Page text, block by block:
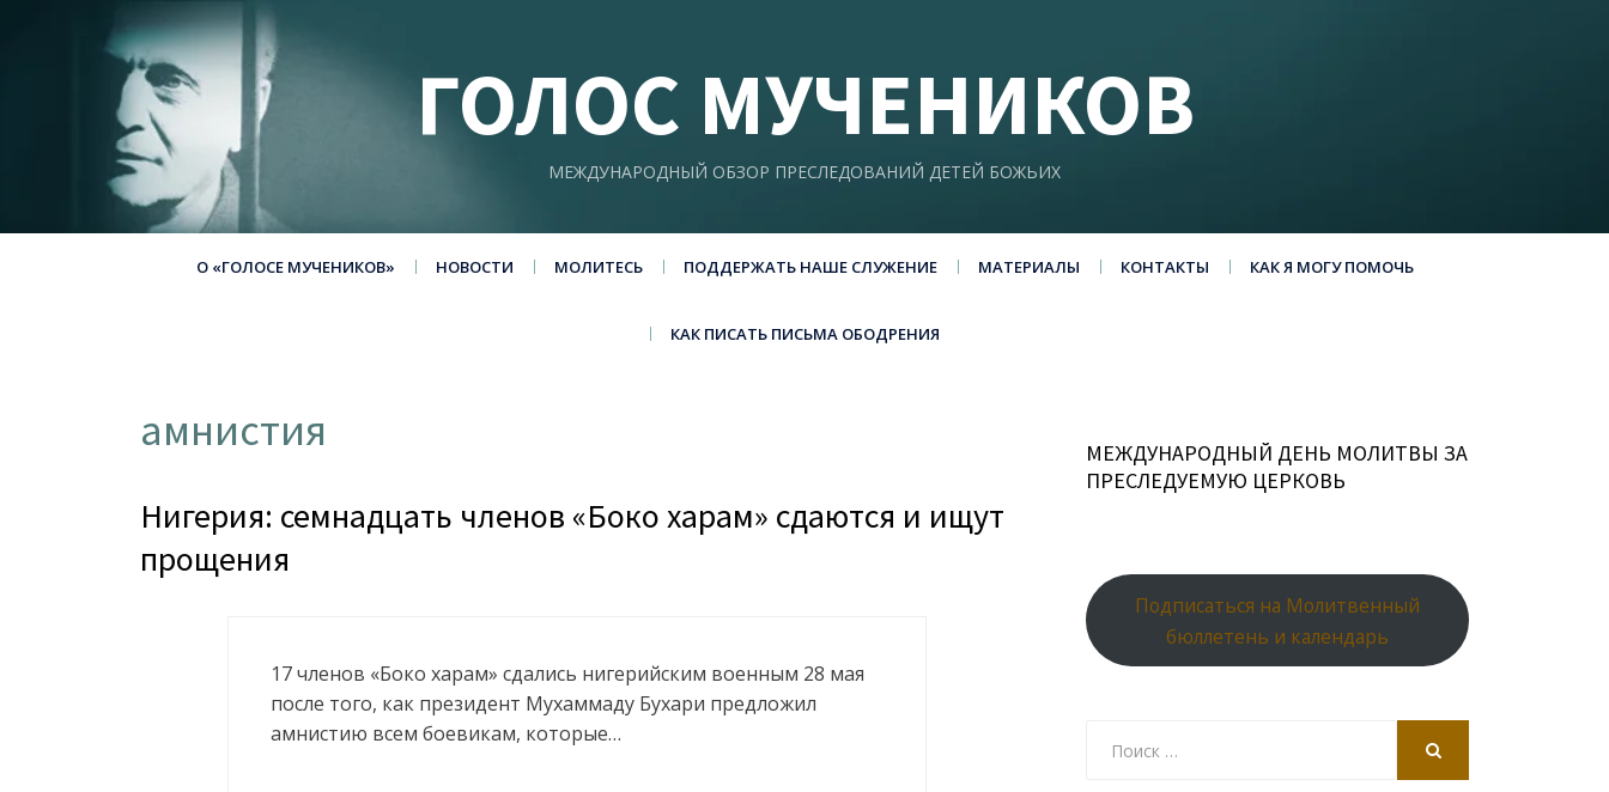
ГОЛОС МУЧЕНИКОВ
МЕЖДУНАРОДНЫЙ ОБЗОР ПРЕСЛЕДОВАНИЙ ДЕТЕЙ БОЖЬИХ
О «ГОЛОСЕ МУЧЕНИКОВ» НОВОСТИ МОЛИТЕСЬ ПОДДЕРЖАТЬ НАШЕ СЛУЖЕНИЕ МАТЕРИАЛЫ КОНТАКТЫ КАК Я МОГУ ПОМОЧЬ
КАК ПИСАТЬ ПИСЬМА ОБОДРЕНИЯ
амнистия
Нигерия: семнадцать членов «Боко харам» сдаются и ищут
прощения
17 членов «Боко харам» сдались нигерийским военным 28 мая
после того, как президент Мухаммаду Бухари предложил
амнистию всем боевикам, которые…
МЕЖДУНАРОДНЫЙ ДЕНЬ МОЛИТВЫ ЗА
ПРЕСЛЕДУЕМУЮ ЦЕРКОВЬ
Подписаться на Молитвенный
бюллетень и календарь